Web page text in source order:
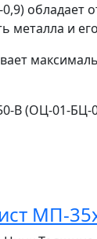
обладает
металла и
B (ОЦ-01-БЦ-
МП-